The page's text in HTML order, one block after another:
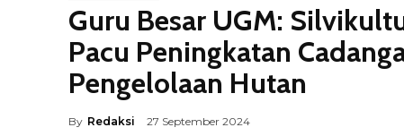
Guru Besar UGM:
Pacu Peningkatan
Pengelolaan Hutan
By Redaksi 27 September 2024